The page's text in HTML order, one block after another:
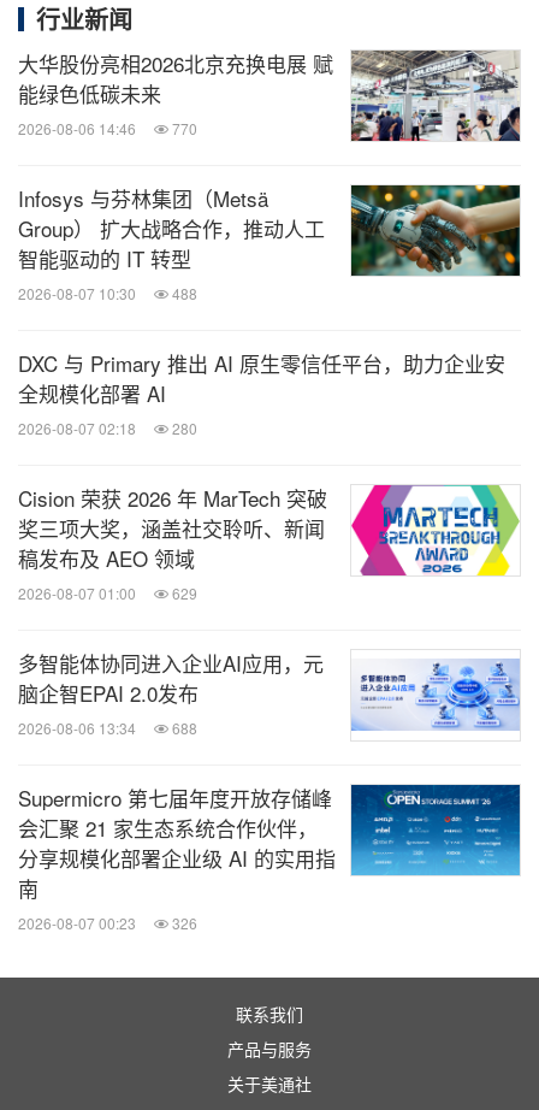
行业新闻
大华股份亮相2026北京充换电展 赋
能绿色低碳未来
2026-08-06 14:46 770
Infosys 与芬林集团（Metsä
Group） 扩大战略合作，推动人工
智能驱动的 IT 转型
2026-08-07 10:30 488
DXC 与 Primary 推出 AI 原生零信任平台，助力企业安
全规模化部署 AI
2026-08-07 02:18 280
Cision 荣获 2026 年 MarTech 突破
奖三项大奖，涵盖社交聆听、新闻
稿发布及 AEO 领域
2026-08-07 01:00 629
多智能体协同进入企业AI应用，元
脑企智EPAI 2.0发布
2026-08-06 13:34 688
Supermicro 第七届年度开放存储峰
会汇聚 21 家生态系统合作伙伴，
分享规模化部署企业级 AI 的实用指
南
2026-08-07 00:23 326
联系我们
产品与服务
关于美通社